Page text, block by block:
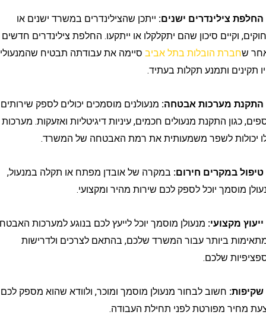
ייתכן שהצילינדרים במשרד ישנים או
וקיים סיכון שהם יתקלקלו או ייתקעו. החלפת צילינדרים חדשים
חברת הובלות בתל אביב סיימה את עבודתה תבטיח שהמנעולים
ותמנע תקלות בעתיד.
מנעולנים מוסמכים יכולים לספק שירותים
כגון התקנת מנעולים חכמים, עיניות דיגיטליות ואזעקות. מערכות
לשפר משמעותית את רמת האבטחה של המשרד.
במקרה של אובדן מפתח או תקלה במנעול,
יוכל לספק לכם שירות מהיר ומקצועי.
מנעולן מוסמך יוכל לייעץ לכם בנוגע למערכות האבטחה
ביותר עבור המשרד שלכם, בהתאם לצרכים ולדרישות
שלכם.
חשוב לבחור מנעולן מוסמך ומוכר, ולוודא שהוא מספק לכם
מפורטת לפני תחילת העבודה.